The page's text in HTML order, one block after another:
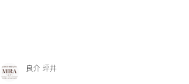
良介 坪井